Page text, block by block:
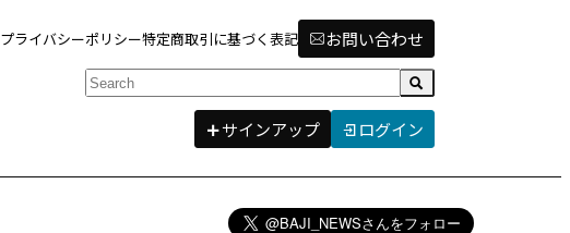
プライバシーポリシー特定商取引に基づく表記 お問い合わせ
サインアップ ログイン